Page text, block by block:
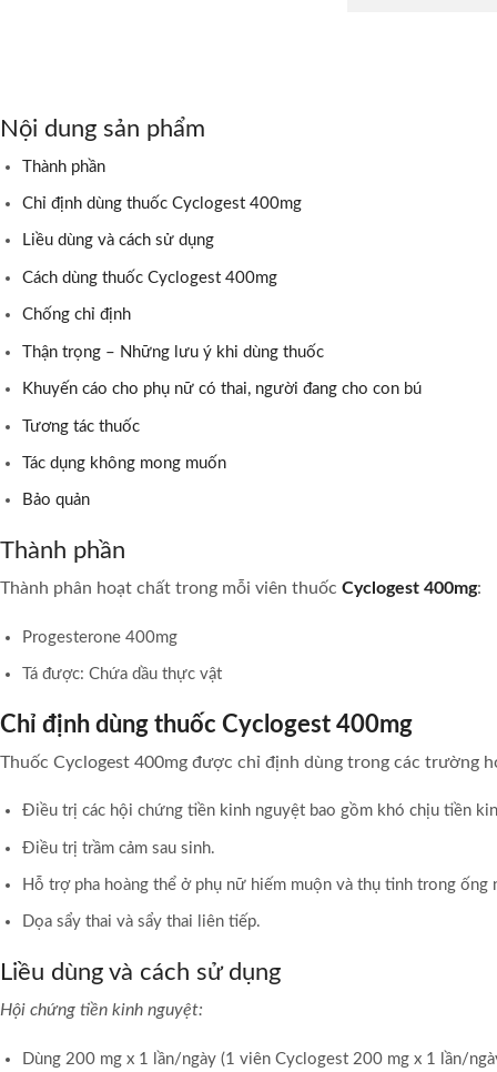
Nội dung sản phẩm
Thành phần
Chỉ định dùng thuốc Cyclogest 400mg
Liều dùng và cách sử dụng
Cách dùng thuốc Cyclogest 400mg
Chống chỉ định
Thận trọng – Những lưu ý khi dùng thuốc
Khuyến cáo cho phụ nữ có thai, người đang cho con bú
Tương tác thuốc
Tác dụng không mong muốn
Bảo quản
Thành phần
Thành phân hoạt chất trong mỗi viên thuốc Cyclogest 400mg:
Progesterone 400mg
Tá được: Chứa dầu thực vật
Chỉ định dùng thuốc Cyclogest 400mg
Thuốc Cyclogest 400mg được chỉ định dùng trong các trường
Điều trị các hội chứng tiền kinh nguyệt bao gồm khó chịu tiền
Điều trị trầm cảm sau sinh.
Hỗ trợ pha hoàng thể ở phụ nữ hiếm muộn và thụ tinh trong ống
Dọa sẩy thai và sẩy thai liên tiếp.
Liều dùng và cách sử dụng
Hội chứng tiền kinh nguyệt:
Dùng 200 mg x 1 lần/ngày (1 viên Cyclogest 200 mg x 1 lần/